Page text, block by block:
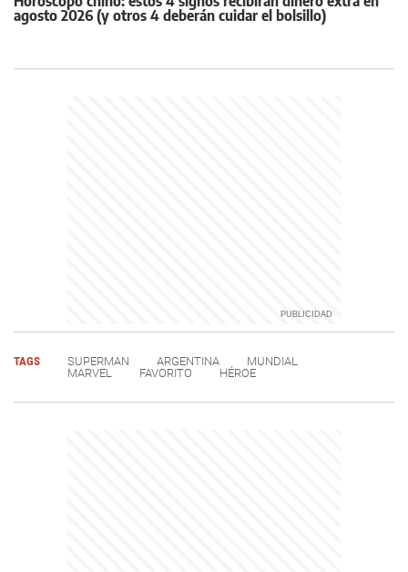
agosto 2026 (y otros 4 deberán cuidar el bolsillo)
TAGS SUPERMAN ARGENTINA
MUNDIAL
MARVEL
FAVORITO HÉROE